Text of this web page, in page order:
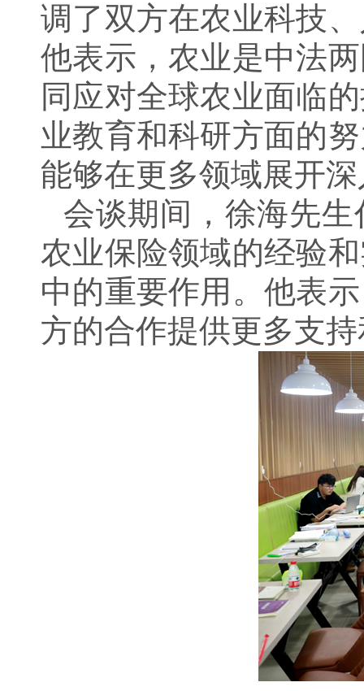
调了双方在农业科技
他表示，农业是中法
同应对全球农业面临
业教育和科研方面的
能够在更多领域展开
会谈期间，徐海先
农业保险领域的经验
中的重要作用。他表
方的合作提供更多支